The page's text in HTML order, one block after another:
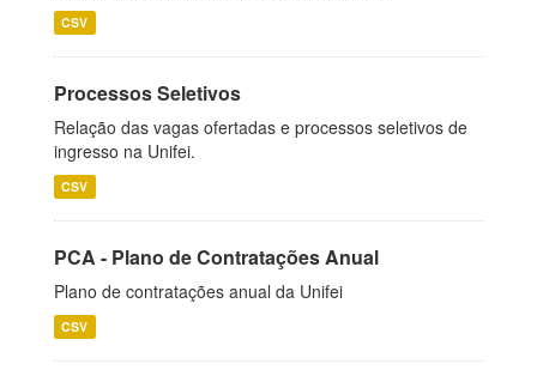
CSV
Processos Seletivos
Relação das vagas ofertadas e processos seletivos de
ingresso na Unifei.
CSV
PCA - Plano de Contratações Anual
Plano de contratações anual da Unifei
CSV